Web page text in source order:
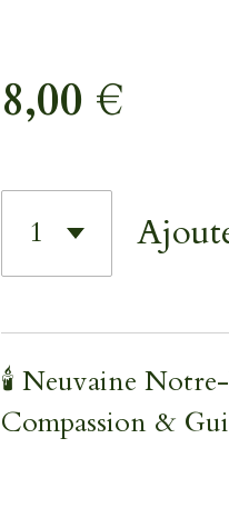
8,00 €
🕯️ Neuvaine
Compassion &